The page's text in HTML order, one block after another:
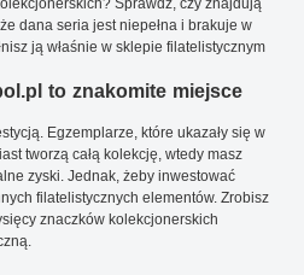
dana seria jest niepełna i brakuje w
ją właśnie w sklepie filatelistycznym
to znakomite miejsce
Egzemplarze, które ukazały się w
tworzą całą kolekcję, wtedy masz
zyski. Jednak, żeby inwestować
filatelistycznych elementów. Zrobisz
znaczków kolekcjonerskich